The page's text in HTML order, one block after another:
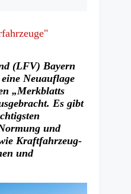
(LFV) Bayern
Neuauflage
„Merkblatts
Es gibt
und
Kraftfahrzeug-
und